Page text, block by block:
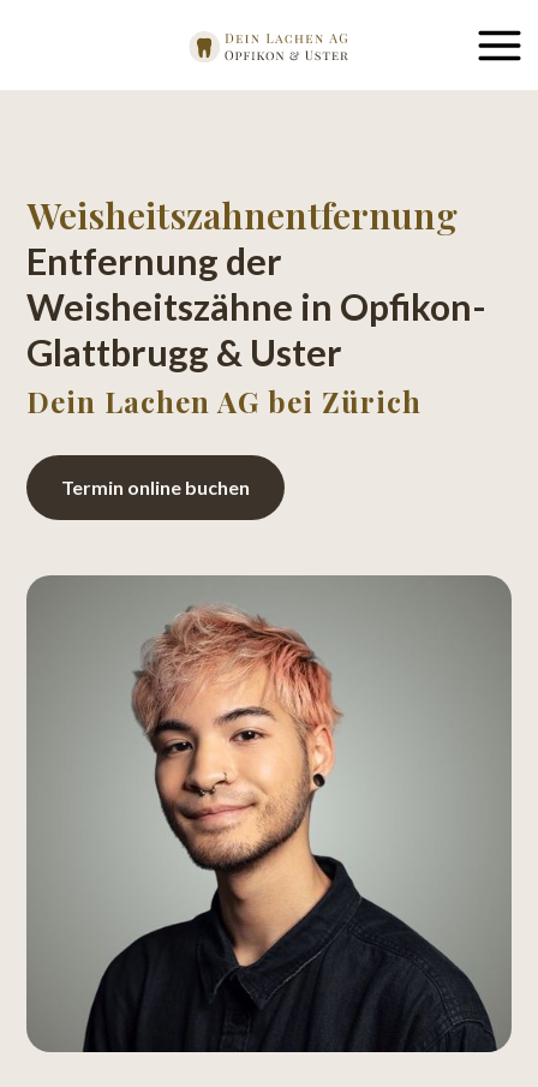
Weisheitszahnentfernung
Entfernung der
Weisheitszähne in Opfikon-
Glattbrugg & Uster
Dein Lachen AG bei Zürich
Termin online buchen